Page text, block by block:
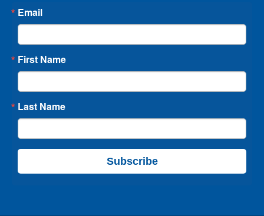
Email
First Name
Last Name
Subscribe